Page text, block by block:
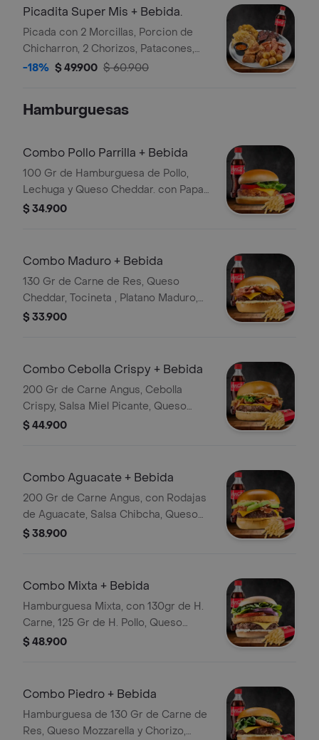
Picadita Super Mis + Bebida.
Picada con 2 Morcillas, Porcion de
Chicharron, 2 Chorizos, Patacones,
Papas Criollas y Hogao Bebida
-18% $ 49.900 $ 60.900
Hamburguesas
Combo Pollo Parrilla + Bebida
100 Gr de Hamburguesa de Pollo,
Lechuga y Queso Cheddar. con Papas
y Bebida
$ 34.900
Combo Maduro + Bebida
130 Gr de Carne de Res, Queso
Cheddar, Tocineta , Platano Maduro,
Papas, Salsa de la Casa y Bebida
$ 33.900
Combo Cebolla Crispy + Bebida
200 Gr de Carne Angus, Cebolla
Crispy, Salsa Miel Picante, Queso
Cheddar, Lechuga, Tocineta y Salsa
$ 44.900
Combo Aguacate + Bebida
200 Gr de Carne Angus, con Rodajas
de Aguacate, Salsa Chibcha, Queso
Cheddar, Tocineta Crocante, Papas y
$ 38.900
Combo Mixta + Bebida
Hamburguesa Mixta, con 130gr de H.
Carne, 125 Gr de H. Pollo, Queso
Cheddar, Tomate, Lechuga, Cebolla
$ 48.900
Combo Piedro + Bebida
Hamburguesa de 130 Gr de Carne de
Res, Queso Mozzarella y Chorizo,